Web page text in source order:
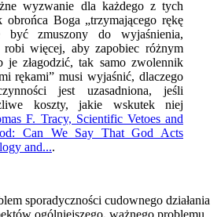
wyzwanie dla każdego z tych
obrońca Boga „trzymającego rękę
być zmuszony do wyjaśnienia,
więcej, aby zapobiec różnym
je złagodzić, tak samo zwolennik
rękami” musi wyjaśnić, dlaczego
jest uzasadniona, jeśli
koszty, jakie wskutek niej
F. Tracy, Scientific Vetoes and
Can We Say That God Acts
and....
sporadyczności cudownego działania